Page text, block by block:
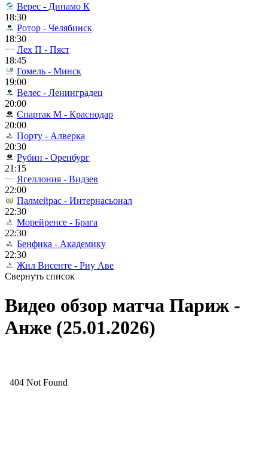
Верес - Динамо К
18:30
Ротор - Челябинск
18:30
Лех П - Пяст
18:45
Гомель - Минск
19:00
Велес - Ленинградец
20:00
Спартак М - Краснодар
20:00
Порту - Алверка
20:30
Рубин - Оренбург
21:15
Ягеллония - Видзев
22:00
Палмейрас - Интернасьонал
22:30
Морейренсе - Брага
22:30
Бенфика - Академику
22:30
Жил Висенте - Риу Аве
Свернуть список
Видео обзор матча Париж -
Анже (25.01.2026)